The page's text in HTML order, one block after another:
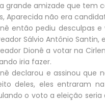
grande amizade que tem
Aparecida não era
então pediu desculpas
Sálvio Antônio
Dionê a votar na
iria fazer.
declarou e assinou que
deles, eles entraram
o voto a eleição